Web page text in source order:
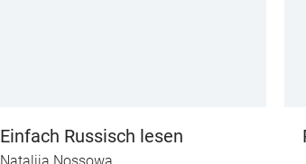
Einfach Russisch lesen